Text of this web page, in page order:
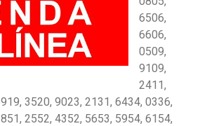
6506,
6606,
0509,
9109,
2411,
3520, 9023, 2131, 6434, 0336,
2552, 4352, 5653, 5954, 6154,